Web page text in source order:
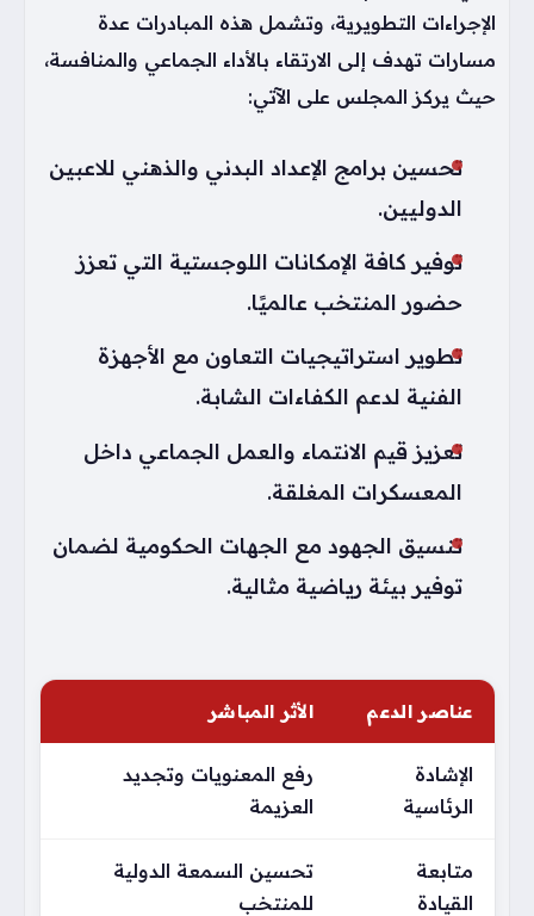
الإجراءات التطويرية، وتشمل هذه المبادرات عدة
مسارات تهدف إلى الارتقاء بالأداء الجماعي والمنافسة،
حيث يركز المجلس على الآتي:
تحسين برامج الإعداد البدني والذهني للاعبين
الدوليين.
توفير كافة الإمكانات اللوجستية التي تعزز
حضور المنتخب عالميًا.
تطوير استراتيجيات التعاون مع الأجهزة
الفنية لدعم الكفاءات الشابة.
تعزيز قيم الانتماء والعمل الجماعي داخل
المعسكرات المغلقة.
تنسيق الجهود مع الجهات الحكومية لضمان
توفير بيئة رياضية مثالية.
عناصر الدعم الأثر المباشر
الإشادة
الرئاسية
رفع المعنويات وتجديد
العزيمة
متابعة
القيادة
تحسين السمعة الدولية
للمنتخب